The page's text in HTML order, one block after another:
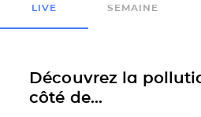
LIVE SEMAINE
Découvrez la
côté de...